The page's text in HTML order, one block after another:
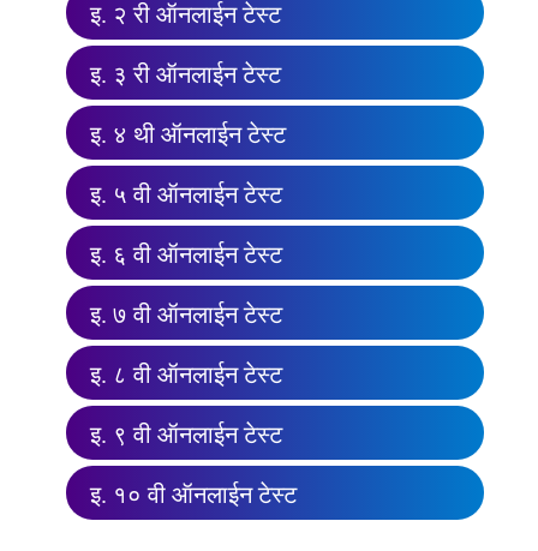
इ. २ री ऑनलाईन टेस्ट
इ. ३ री ऑनलाईन टेस्ट
इ. ४ थी ऑनलाईन टेस्ट
इ. ५ वी ऑनलाईन टेस्ट
इ. ६ वी ऑनलाईन टेस्ट
इ. ७ वी ऑनलाईन टेस्ट
इ. ८ वी ऑनलाईन टेस्ट
इ. ९ वी ऑनलाईन टेस्ट
इ. १० वी ऑनलाईन टेस्ट